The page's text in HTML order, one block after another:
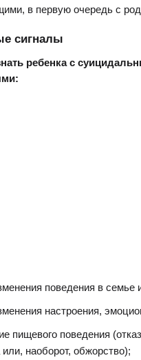
в первую очередь с
сигналы
ребенка с
поведения в семье
настроения,
пищевого поведения
или, наоборот, обжорство);